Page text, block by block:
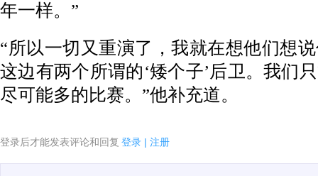
年一样。”
“所以一切又重演了，我就在想他们想
这边有两个所谓的‘矮个子’后卫。我们
尽可能多的比赛。”他补充道。
登录后才能发表评论和回复 登录 | 注册